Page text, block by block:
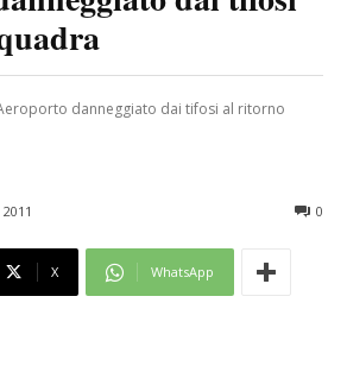
danneggiato dai tifosi al ritorno
0
X WhatsApp